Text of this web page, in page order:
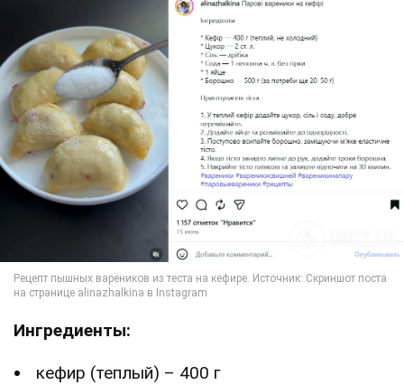
Ингредиенты:
кефир (теплый) – 400 г